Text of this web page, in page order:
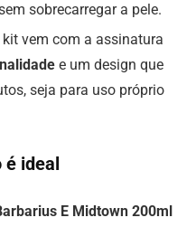
sobrecarregar a pele.
kit vem com a assinatura
e um design que
seja para uso próprio
é ideal
E Midtown 200ml